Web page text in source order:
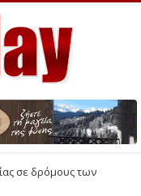
σε δρόμους των